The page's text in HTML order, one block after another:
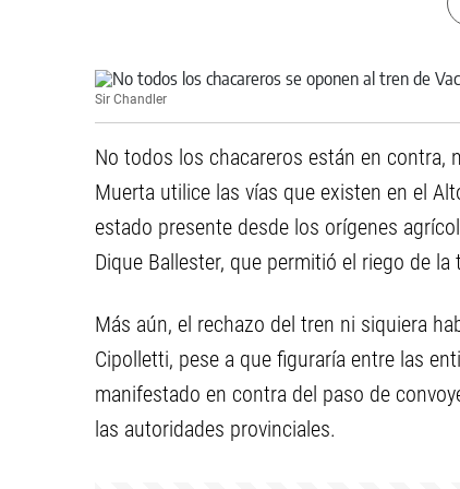
Sir Chandler
No todos los chacareros están en contra,
Muerta utilice las vías que existen en el
estado presente desde los orígenes
Dique Ballester, que permitió el riego de
Más aún, el rechazo del tren ni siquiera
Cipolletti, pese a que figuraría entre las
manifestado en contra del paso de
las autoridades provinciales.